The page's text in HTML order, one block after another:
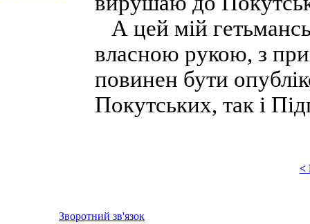
А цей мій
власною рукою, з
повинен бути
Покутських, так і
<
Зворотний зв'язок